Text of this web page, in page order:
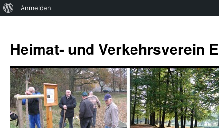
Über
Anmelden
springen
Heimat- und Verkehrsverein